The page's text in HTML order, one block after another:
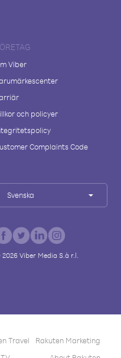
Viber
och policyer
Complaints Code
Svenska
2026Viber Media S.à r.l.
Travel
Rakuten Marketing